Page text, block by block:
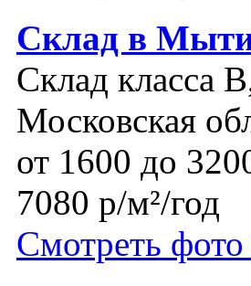
Склад в
Склад класса
Московская
от 1600 до
7080 р/м²/год
Смотреть